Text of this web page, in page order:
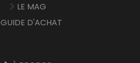
LE MAG
GUIDE D'ACHAT